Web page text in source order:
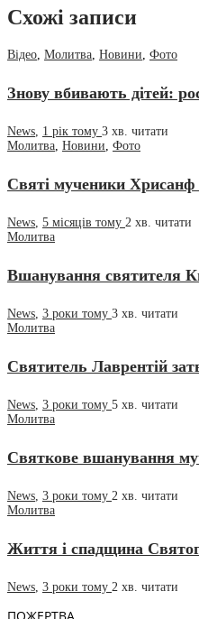
Схожі записи
Відео, Молитва, Новини, Фото
Знову вбивають дітей:
News, 1 рік тому 3 хв. читати
Молитва, Новини, Фото
Святі мученики Хрисанф
News, 5 місяців тому 2 хв. читати
Молитва
Вшанування святителя
News, 3 роки тому 3 хв. читати
Молитва
Святитель Лаврентій
News 3 роки тому 5 хв. читати
Молитва
Святкове вшанування
News 3 роки тому 2 хв. читати
Молитва
Життя і спадщина
News 3 роки тому 2 хв. читати
ПОЖЕРТВА